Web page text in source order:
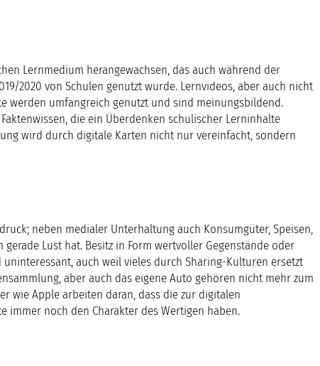
Lernmedium herangewachsen, das auch während der
2020 von Schulen genutzt wurde. Lernvideos, aber auch nicht
werden umfangreich genutzt und sind meinungsbildend.
die ein Überdenken schulischer Lerninhalte
wird durch digitale Karten nicht nur vereinfacht, sondern
neben medialer Unterhaltung auch Konsumgüter, Speisen,
Lust hat. Besitz in Form wertvoller Gegenstände oder
auch weil vieles durch Sharing-Kulturen ersetzt
aber auch das eigene Auto gehören nicht mehr zum
wie Apple arbeiten daran, dass die zur digitalen
immer noch den Charakter des Wertigen haben.